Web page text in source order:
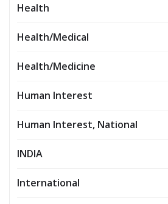
Health
Health/Medical
Health/Medicine
Human Interest
Human Interest, National
INDIA
International